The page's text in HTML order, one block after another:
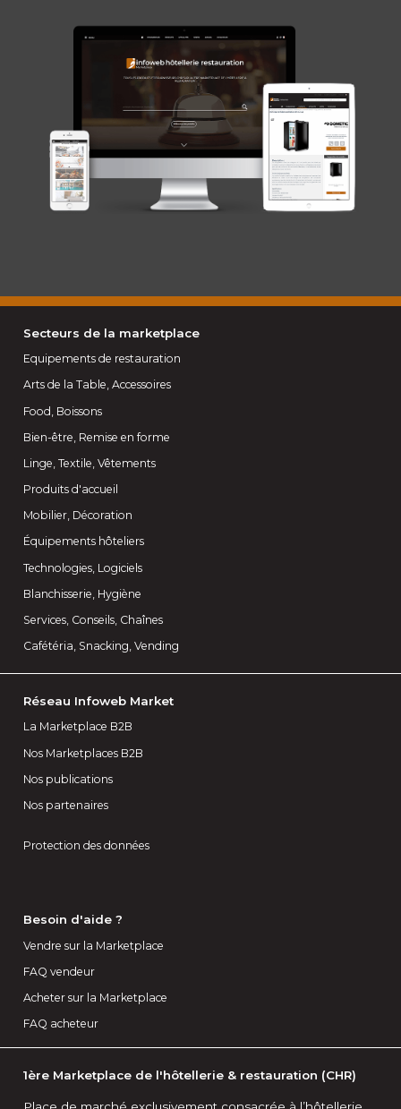
Secteurs de la marketplace
Equipements de restauration
Arts de la Table, Accessoires
Food, Boissons
Bien-être, Remise en forme
Linge, Textile, Vêtements
Produits d'accueil
Mobilier, Décoration
Équipements hôteliers
Technologies, Logiciels
Blanchisserie, Hygiène
Services, Conseils, Chaînes
Cafétéria, Snacking, Vending
Réseau Infoweb Market
La Marketplace B2B
Nos Marketplaces B2B
Nos publications
Nos partenaires
Protection des données
Besoin d'aide ?
Vendre sur la Marketplace
FAQ vendeur
Acheter sur la Marketplace
FAQ acheteur
1ère Marketplace de l'hôtellerie & restauration (CHR)
Place de marché exclusivement consacrée à l’hôtellerie